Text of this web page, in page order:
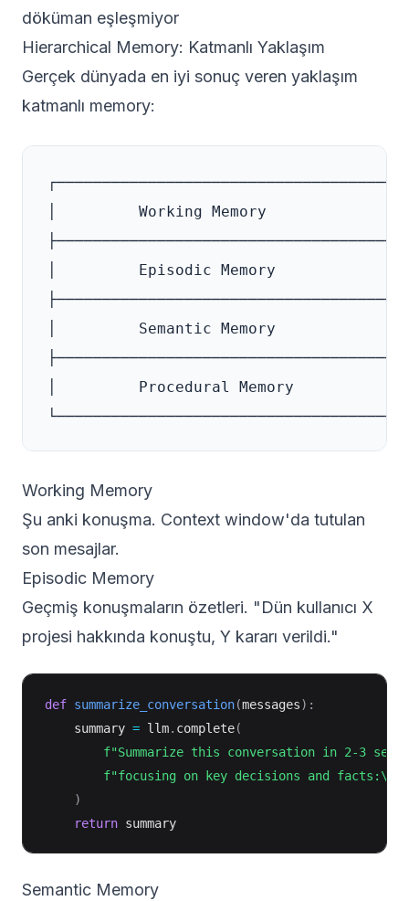
döküman eşleşmiyor
Hierarchical Memory: Katmanlı Yaklaşım
Gerçek dünyada en iyi sonuç veren yaklaşım
katmanlı memory:
┌─────────────────────────────────────┐
│         Working Memory              │
├─────────────────────────────────────┤
│         Episodic Memory             │  ←
├─────────────────────────────────────┤
│         Semantic Memory             │
├─────────────────────────────────────┤
│         Procedural Memory
Working Memory
Şu anki konuşma. Context window'da tutulan
son mesajlar.
Episodic Memory
Geçmiş konuşmaların özetleri. "Dün kullanıcı X
projesi hakkında konuştu, Y kararı verildi."
def summarize_conversation(messages) :
    summary
= llm. complete(
f"Summarize this conversation in 2-3
f"focusing on key decisions and facts:\n
)
return
summary
Semantic Memory